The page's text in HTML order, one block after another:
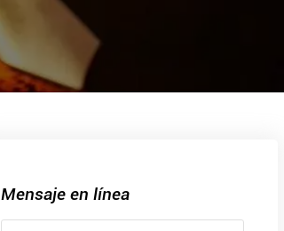
Mensaje en línea